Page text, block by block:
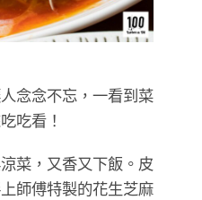
念念不忘，一看到菜
吃看！
菜，又香又下飯。皮
師傅特製的花生芝麻